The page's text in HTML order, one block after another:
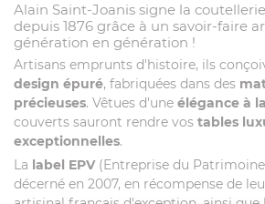
Alain Saint-Joanis signe la
depuis 1876 grâce à un savoir-faire
génération en génération !
Artisans emprunts d'histoire, ils
design épuré, fabriquées dans des
précieuses. Vêtues d'une élégance à
couverts sauront rendre vos tables
exceptionnelles.
La label EPV(Entreprise du
décerné en 2007, en récompense de